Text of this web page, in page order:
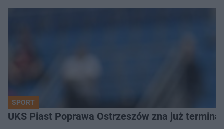
SPORT
UKS Piast Poprawa Ostrzeszów zna już